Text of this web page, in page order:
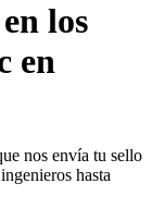
los
en
nos envía tu sello
hasta